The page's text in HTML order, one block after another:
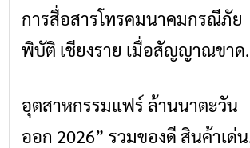
ข่าวเชียงราย
การสื่อสารโทรคมนาคมกรณีภัย
พิบัติ เชียงราย เมื่อสัญญาณขาด
ข่าวเชียงราย
อุตสาหกรรมแฟร์ ล้านนาตะวัน
ออก 2026” รวมของดี สินค้าเด่น